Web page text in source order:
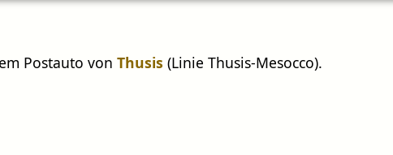
Postauto vonThusis (Linie Thusis-Mesocco).